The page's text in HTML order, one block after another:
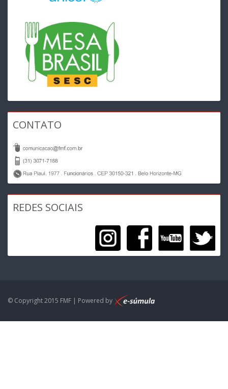
CONTATO
REDES SOCIAIS
© Copyright 2015 FMF | Powered by